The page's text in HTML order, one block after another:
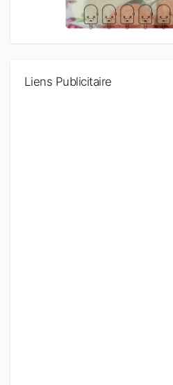
Liens Publicitaire